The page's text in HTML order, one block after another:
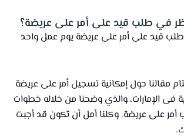
في طلب قيد على أمر على عريضة؟
قيد على أمر على عريضة يوم عمل واحد
مقالنا حول إمكانية تسجيل أمر على عريضة
الإمارات، والذي وضحنا من خلاله خطوات
على عريضة. وكلنا أمل أن تكون قد أجبت